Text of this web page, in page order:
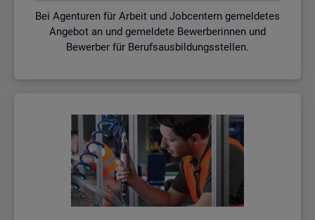
Bei Agenturen für Arbeit und Jobcentern gemeldetes
Angebot an und gemeldete Bewerberinnen und
Bewerber für Berufsausbildungsstellen.